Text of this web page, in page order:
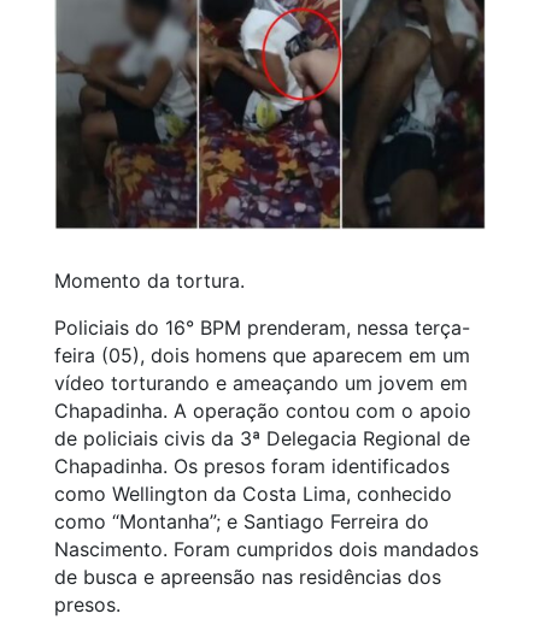
Momento da tortura.
Policiais do 16° BPM prenderam, nessa terça-
feira (05), dois homens que aparecem em um
vídeo torturando e ameaçando um jovem em
Chapadinha. A operação contou com o apoio
de policiais civis da 3ª Delegacia Regional de
Chapadinha. Os presos foram identificados
como Wellington da Costa Lima, conhecido
como “Montanha”; e Santiago Ferreira do
Nascimento. Foram cumpridos dois mandados
de busca e apreensão nas residências dos
presos.